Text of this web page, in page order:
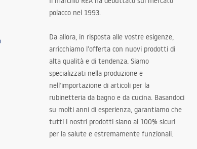
polacco nel 1993.
Da allora, in risposta alle vostre esigenze,
arricchiamo l’offerta con nuovi prodotti di
alta qualità e di tendenza. Siamo
specializzati nella produzione e
nell’importazione di articoli per la
rubinetteria da bagno e da cucina. Basandoci
su molti anni di esperienza, garantiamo che
tutti i nostri prodotti siano al 100% sicuri
per la salute e estremamente funzionali.